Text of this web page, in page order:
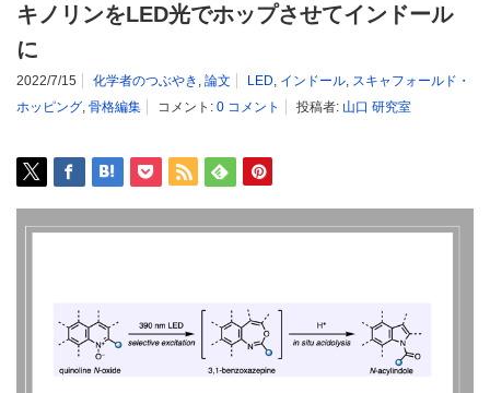
キノリンをLED光でホップさせてインドール
に
2022/7/15 化学者のつぶやき , 論文 LED, インドール, スキャフォールド・
ホッピング, 骨格編集 コメント: 0 コメント 投稿者: 山口 研究室